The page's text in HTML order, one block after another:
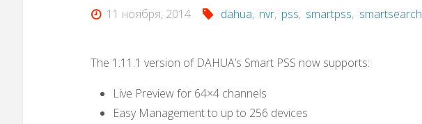
11 ноября, 2014 dahua, nvr, pss, smartpss, smartsearch
The 1.11.1 version of DAHUA’s Smart PSS now supports:
Live Preview for 64×4 channels
Easy Management to up to 256 devices